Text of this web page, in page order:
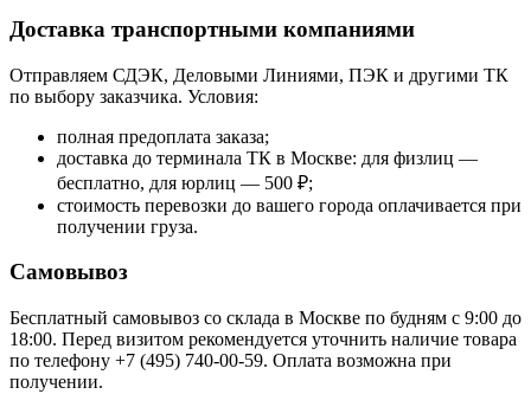
Доставка транспортными компаниями
Отправляем СДЭК, Деловыми Линиями, ПЭК и другими ТК
по выбору заказчика. Условия:
полная предоплата заказа;
доставка до терминала ТК в Москве: для физлиц —
бесплатно, для юрлиц — 500 ₽;
стоимость перевозки до вашего города оплачивается при
получении груза.
Самовывоз
Бесплатный самовывоз со склада в Москве по будням с 9:00 до
18:00. Перед визитом рекомендуется уточнить наличие товара
по телефону +7 (495) 740-00-59. Оплата возможна при
получении.